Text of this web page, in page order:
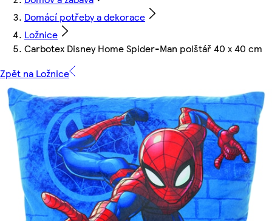
Domácí potřeby a dekorace
Ložnice
Carbotex Disney Home Spider-Man polštář 40 x 40 cm
Zpět na Ložnice